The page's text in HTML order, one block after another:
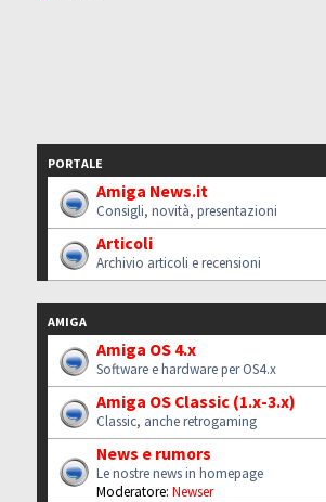
PORTALE
Amiga News.it
Consigli, novità, presentazioni
Articoli
Archivio articoli e recensioni
AMIGA
Amiga OS 4.x
Software e hardware per OS4.x
Amiga OS Classic (1.x-3.x)
Classic, anche retrogaming
News e rumors
Le nostre news in homepage
Moderatore: Newser